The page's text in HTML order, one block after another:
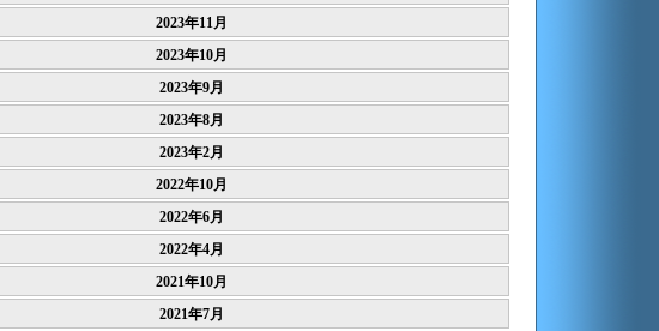
2023年11月
2023年10月
2023年9月
2023年8月
2023年2月
2022年10月
2022年6月
2022年4月
2021年10月
2021年7月